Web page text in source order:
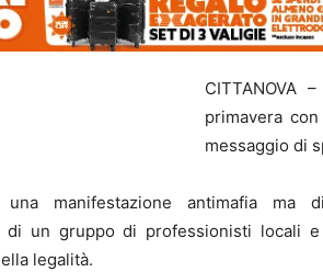
CITTANOVA
primavera
messaggio di
manifestazione antimafia ma
di un gruppo di professionisti locali
legalità.